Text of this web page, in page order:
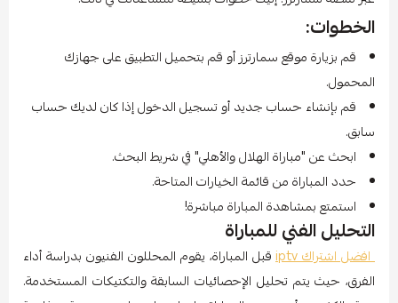
الخطوات:
قم بزيارة موقع سمارترز أو قم بتحميل التطبيق على جهازك
المحمول.
قم بإنشاء حساب جديد أو تسجيل الدخول إذا كان لديك حساب
سابق.
ابحث عن "مباراة الهلال والأهلي" في شريط البحث.
حدد المباراة من قائمة الخيارات المتاحة.
استمتع بمشاهدة المباراة مباشرة!
التحليل الفني للمباراة
افضل اشتراك iptv
قبل المباراة، يقوم المحللون الفنيون بدراسة أداء
الفرق، حيث يتم تحليل الإحصائيات السابقة والتكتيكات المستخدمة.